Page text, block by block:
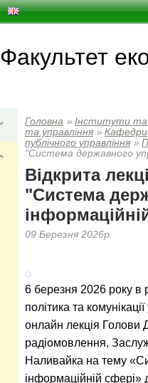
Факультет
Головна » Інститути
та управлiння » Кафедри
публічного управління »
"Система державного
Відкрита
"Система
09 Березня 2026р.
6 березня 2026 року в
політика та
онлайн лекція Голови
радіомовлення,
Наливайка на тему
інформаційній сфері»